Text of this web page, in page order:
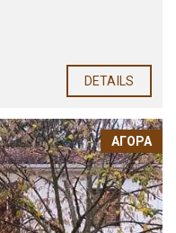
DETAILS
ΑΓΟΡΆ